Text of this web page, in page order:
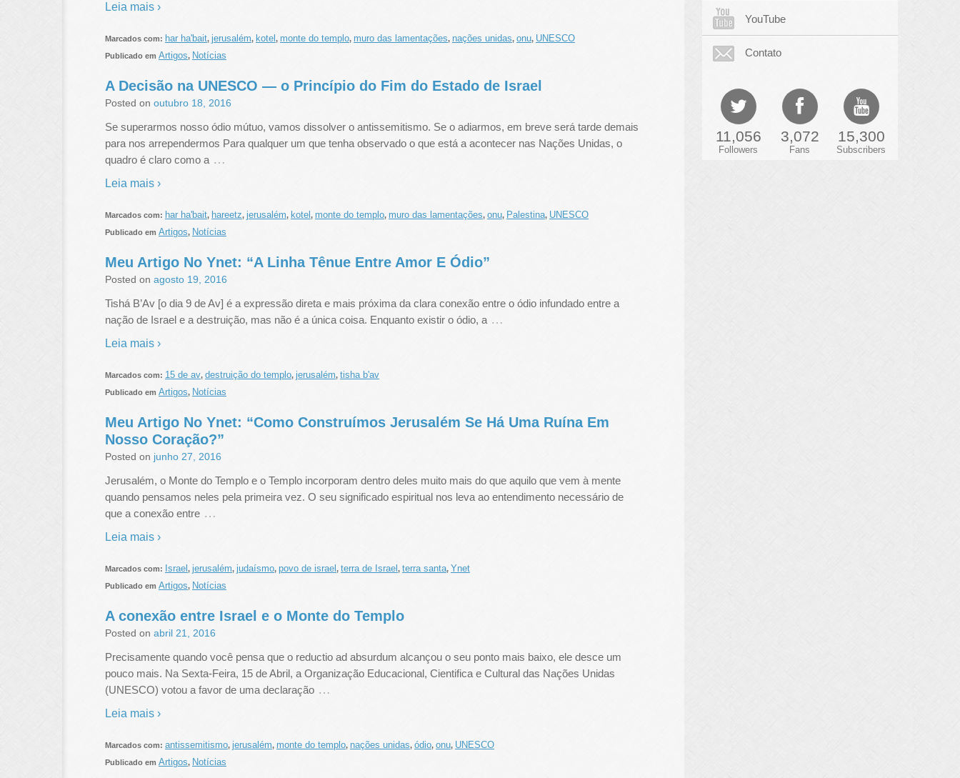
Leia mais ›
Marcados com: har ha'bait, jerusalém, kotel , monte do templo, muro das lamentações, nações unidas, onu, UNESCO
Publicado em Artigos, Notícias
A Decisão na UNESCO — o Princípio do Fim do Estado de Israel
Posted on outubro 18, 2016
Se superarmos nosso ódio mútuo, vamos dissolver o antissemitismo. Se o adiarmos, em breve será tarde demais
para nos arrependermos Para qualquer um que tenha observado o que está a acontecer nas Nações Unidas, o
quadro é claro como a …
Leia mais ›
Marcados com: har ha'bait, hareetz, jerusalém, kotel , monte do templo, muro das lamentações, onu, Palestina, UNESCO
Publicado em Artigos, Notícias
Meu Artigo No Ynet: “A Linha Tênue Entre Amor E Ódio”
Posted on agosto 19, 2016
Tishá B’Av [o dia 9 de Av] é a expressão direta e mais próxima da clara conexão entre o ódio infundado entre a
nação de Israel e a destruição, mas não é a única coisa. Enquanto existir o ódio, a …
Leia mais ›
Marcados com: 15 de av, destruição do templo, jerusalém, tisha b'av
Publicado em Artigos, Notícias
Meu Artigo No Ynet: “Como Construímos Jerusalém Se Há Uma Ruína Em
Nosso Coração?”
Posted on junho 27, 2016
Jerusalém, o Monte do Templo e o Templo incorporam dentro deles muito mais do que aquilo que vem à mente
quando pensamos neles pela primeira vez. O seu significado espiritual nos leva ao entendimento necessário de
que a conexão entre …
Leia mais ›
Marcados com: Israel , jerusalém, judaísmo, povo de israel , terra de Israel , terra santa, Ynet
Publicado em Artigos, Notícias
A conexão entre Israel e o Monte do Templo
Posted on abril 21, 2016
Precisamente quando você pensa que o reductio ad absurdum alcançou o seu ponto mais baixo, ele desce um
pouco mais. Na Sexta-Feira, 15 de Abril, a Organização Educacional, Cientifica e Cultural das Nações Unidas
(UNESCO) votou a favor de uma declaração …
Leia mais ›
Marcados com: antissemitismo, jerusalém, monte do templo, nações unidas, ódio, onu, UNESCO
Publicado em Artigos, Notícias
YouTube
Contato
11,056
Followers
3,072
Fans
15,300
Subscribers